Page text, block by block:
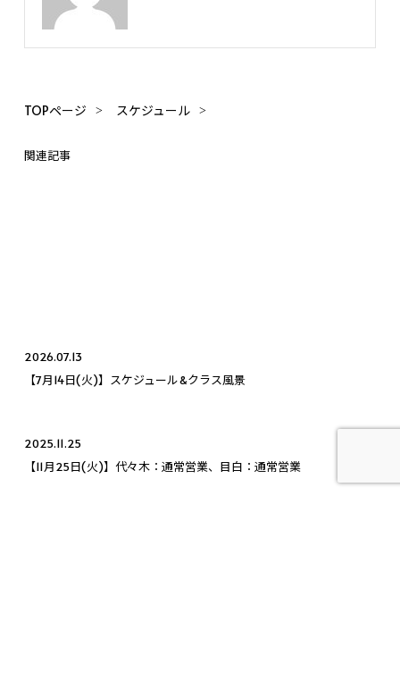
TOPページ スケジュール
関連記事
2026.07.13
【7月14日(火)】スケジュール&クラス風景
2025.11.25
【11月25日(火)】代々木：通常営業、目白：通常営業